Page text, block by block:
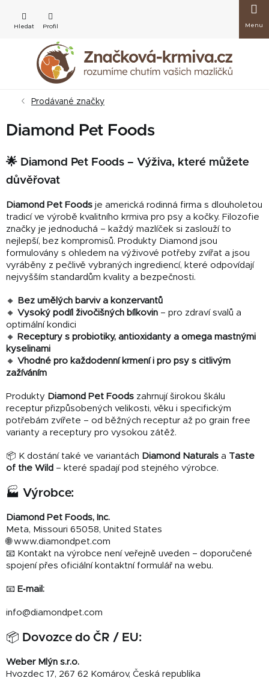
obsah
košík
Prodávané značky
Diamond Pet Foods
🌟 Diamond Pet Foods – Výživa, které můžete
důvěřovat
Diamond Pet Foods je americká rodinná firma s dlouholetou
tradicí ve výrobě kvalitního krmiva pro psy a kočky. Filozofie
značky je jednoduchá – každý mazlíček si zaslouží to
nejlepší, bez kompromisů. Produkty Diamond jsou
formulovány s ohledem na výživové potřeby zvířat a jsou
vyráběny z pečlivě vybraných ingrediencí, které odpovídají
nejvyšším standardům kvality a bezpečnosti.
🔸
Bez umělých barviv a konzervantů
🔸 Vysoký podíl živočišných bílkovin – pro zdraví svalů a
optimální kondici
🔸 Receptury s probiotiky, antioxidanty a omega mastnými
kyselinami
🔸 Vhodné pro každodenní krmení i pro psy s citlivým
zažíváním
Produkty Diamond Pet Foods zahrnují širokou škálu
receptur přizpůsobených velikosti, věku i specifickým
potřebám zvířete – od běžných receptur až po grain free
varianty a receptury pro vysokou zátěž.
📦 K dostání také ve variantách Diamond Naturals a Taste
of the Wild – které spadají pod stejného výrobce.
🏭 Výrobce:
Diamond Pet Foods, Inc.
Meta, Missouri 65058, United States
🌐 www.diamondpet.com
📧 Kontakt na výrobce není veřejně uveden – doporučené
spojení přes oficiální kontaktní formulář na webu.
📧 E‑mail:
info@diamondpet.com
📦 Dovozce do ČR / EU:
Weber Mlýn s.r.o.
Hvozdec 17, 267 62 Komárov, Česká republika